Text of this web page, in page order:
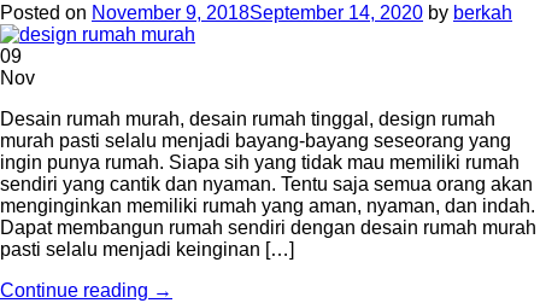
Posted on November 9, 2018September 14, 2020 by berkah
09
Nov
Desain rumah murah, desain rumah tinggal, design rumah
murah pasti selalu menjadi bayang-bayang seseorang yang
ingin punya rumah. Siapa sih yang tidak mau memiliki rumah
sendiri yang cantik dan nyaman. Tentu saja semua orang akan
menginginkan memiliki rumah yang aman, nyaman, dan indah.
Dapat membangun rumah sendiri dengan desain rumah murah
pasti selalu menjadi keinginan […]
Continue reading →